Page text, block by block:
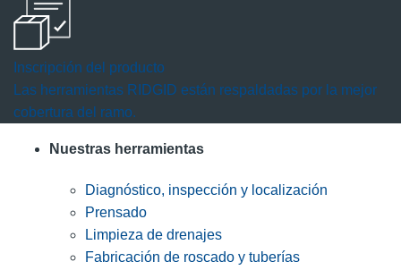
Inscripción del producto
Las herramientas RIDGID están respaldadas por la mejor
cobertura del ramo.
Nuestras herramientas
Diagnóstico, inspección y localización
Prensado
Limpieza de drenajes
Fabricación de roscado y tuberías